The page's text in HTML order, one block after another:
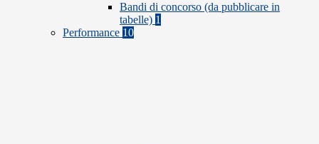
Bandi di concorso (da pubblicare in
tabelle) 1
Performance 10